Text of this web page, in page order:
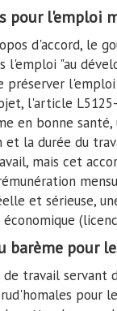
pour l'emploi
d'accord, le
l'emploi "au
préserver
l'article
en bonne
et la durée du
mais cet
et sérieuse,
barème pour
de travail servant
pour